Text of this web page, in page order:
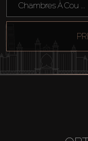
Chambres À Cou ...